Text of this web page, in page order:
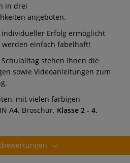
in drei
angeboten.
Erfolg ermöglicht
einfach fabelhaft!
stehen Ihnen die
sowie Videoanleitungen zum
mit vielen farbigen
A4. Broschur. Klasse 2 - 4.